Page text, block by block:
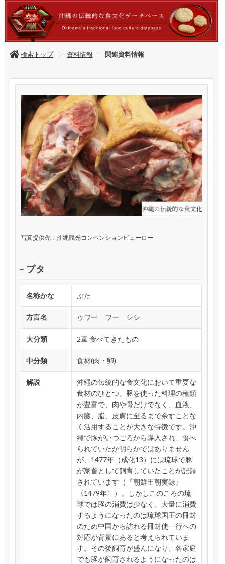
検索トップ 資料情報 関連資料情報
写真提供先：沖縄観光コンベンションビューロー
ブタ
名称かな ぶた
方言名 ゥワー ワー シシ
大分類 2章 食べてきたもの
中分類 食材(肉・卵)
解説
沖縄の伝統的な食文化において重要な
食材のひとつ。豚を使った料理の種類
が豊富で、肉や骨だけでなく、血液、
内臓、脂、皮膚に至るまで余すことな
く活用することが大きな特徴です。沖
縄で豚がいつごろから導入され、食べ
られていたか明らかではありません
が、1477年（成化13）には琉球で豚
が家畜として飼育していたことが記録
されています（『朝鮮王朝実録』
〈1479年〉）。しかしこのころの琉
球では豚の消費は少なく、大量に消費
するようになったのは琉球国王の冊封
のため中国から訪れる冊封使一行への
対応が背景にあると考えられていま
す。その後飼育が盛んになり、各家庭
でも豚が飼育されるようになったのは